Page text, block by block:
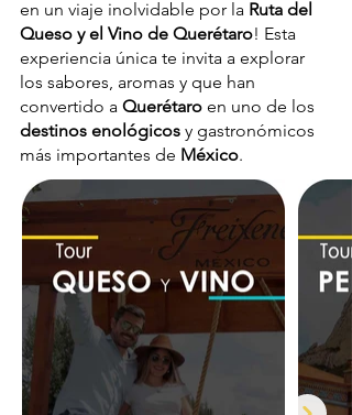
en un viaje inolvidable por la Ruta del
Queso y el Vino de Querétaro! Esta
experiencia única te invita a explorar
los sabores, aromas y que han
convertido a Querétaro en uno de los
destinos enológicos y gastronómicos
más importantes de México.